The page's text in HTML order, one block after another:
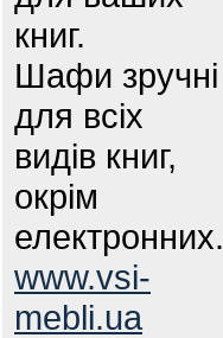
книг.
Шафи зручні
для всіх
видів книг,
окрім
електронних.
www.vsi-
mebli.ua